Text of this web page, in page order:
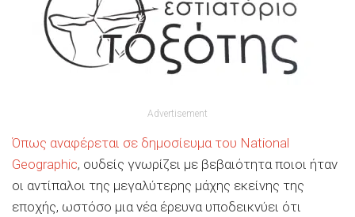
Advertisement
Όπως αναφέρεται σε δημοσίευμα του National
Geographic, ουδείς γνωρίζει με βεβαιότητα ποιοι ήταν
οι αντίπαλοι της μεγαλύτερης μάχης εκείνης της
εποχής, ωστόσο μια νέα έρευνα υποδεικνύει ότι